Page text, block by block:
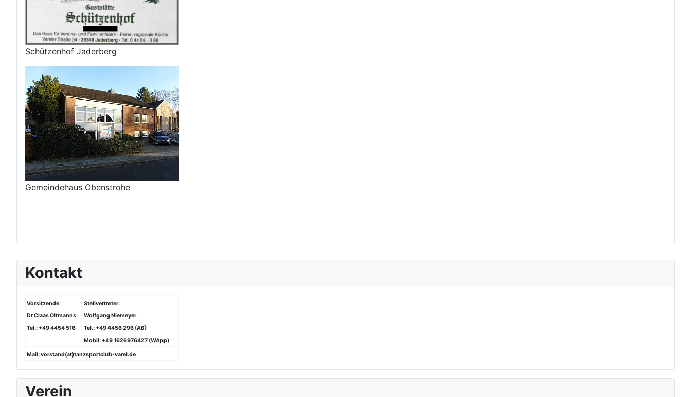
Kontakt
Vorsitzende:
Dr Claas Oltmanns
Tel.: +49 4454 516
Stellvertreter:
Wolfgang Niemeyer
Tel.: +49 4456 296 (AB)
Mobil: +49 1626976427 (WApp)
Mail: vorstand(at)tanzsportclub-varel.de
Verein
Schützenhof Jaderberg
Gemeindehaus Obenstrohe